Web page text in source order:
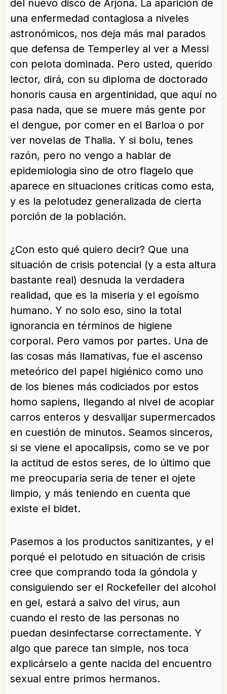
del nuevo disco de Arjona. La aparición de
una enfermedad contagiosa a niveles
astronómicos, nos deja más mal parados
que defensa de Temperley al ver a Messi
con pelota dominada. Pero usted, querido
lector, dirá, con su diploma de doctorado
honoris causa en argentinidad, que aquí no
pasa nada, que se muere más gente por
el dengue, por comer en el Barloa o por
ver novelas de Thalia. Y si bolu, tenes
razón, pero no vengo a hablar de
epidemiologia sino de otro flagelo que
aparece en situaciones críticas como esta,
y es la pelotudez generalizada de cierta
porción de la población.
¿Con esto qué quiero decir? Que una
situación de crisis potencial (y a esta altura
bastante real) desnuda la verdadera
realidad, que es la miseria y el egoísmo
humano. Y no solo eso, sino la total
ignorancia en términos de higiene
corporal. Pero vamos por partes. Una de
las cosas más llamativas, fue el ascenso
meteórico del papel higiénico como uno
de los bienes más codiciados por estos
homo sapiens, llegando al nivel de acopiar
carros enteros y desvalijar supermercados
en cuestión de minutos. Seamos sinceros,
si se viene el apocalipsis, como se ve por
la actitud de estos seres, de lo último que
me preocuparía seria de tener el ojete
limpio, y más teniendo en cuenta que
existe el bidet.
Pasemos a los productos sanitizantes, y el
porqué el pelotudo en situación de crisis
cree que comprando toda la góndola y
consiguiendo ser el Rockefeller del alcohol
en gel, estará a salvo del virus, aun
cuando el resto de las personas no
puedan desinfectarse correctamente. Y
algo que parece tan simple, nos toca
explicárselo a gente nacida del encuentro
sexual entre primos hermanos.